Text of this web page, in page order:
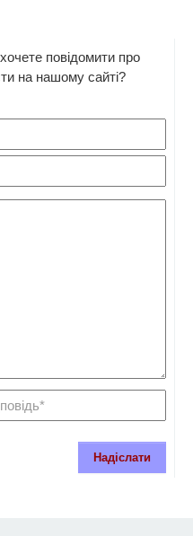
повідомити про
на нашому сайті?
Надіслати